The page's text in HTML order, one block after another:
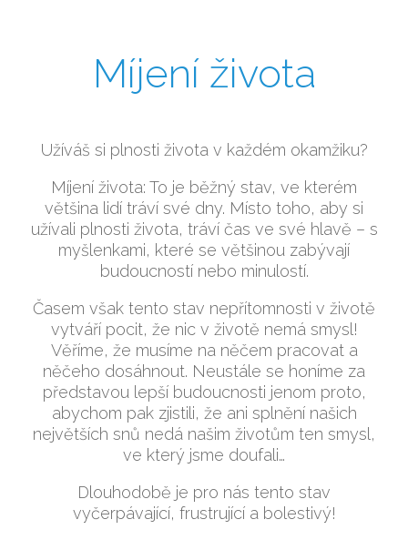
Míjení života
Užíváš si plnosti života v každém okamžiku?
Míjení života: To je běžný stav, ve kterém
většina lidí tráví své dny. Místo toho, aby si
užívali plnosti života, tráví čas ve své hlavě – s
myšlenkami, které se většinou zabývají
budoucností nebo minulostí.
Časem však tento stav nepřítomnosti v životě
vytváří pocit, že nic v životě nemá smysl!
Věříme, že musíme na něčem pracovat a
něčeho dosáhnout. Neustále se honíme za
představou lepší budoucnosti jenom proto,
abychom pak zjistili, že ani splnění našich
největších snů nedá našim životům ten smysl,
ve který jsme doufali…
Dlouhodobě je pro nás tento stav
vyčerpávající, frustrující a bolestivý!